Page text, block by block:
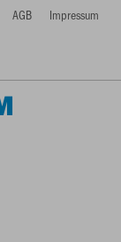
AGB Impressum